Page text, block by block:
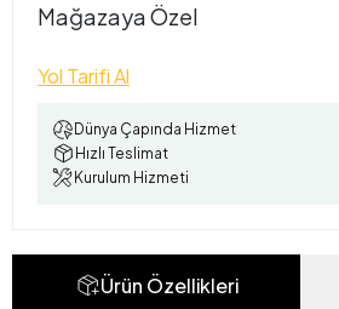
Mağazaya Özel
Yol Tarifi Al
Dünya Çapında Hizmet
Hızlı Teslimat
Kurulum Hizmeti
Ürün Özellikleri